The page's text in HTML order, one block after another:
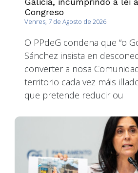
Congreso
Venres, 7 de Agosto de 2026
O PPdeG condena que “o
Sánchez insista en
converter a nosa
territorio cada vez máis
que pretende reducir ou